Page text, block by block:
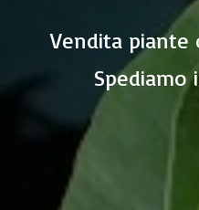
Vendita piante
Spediamo